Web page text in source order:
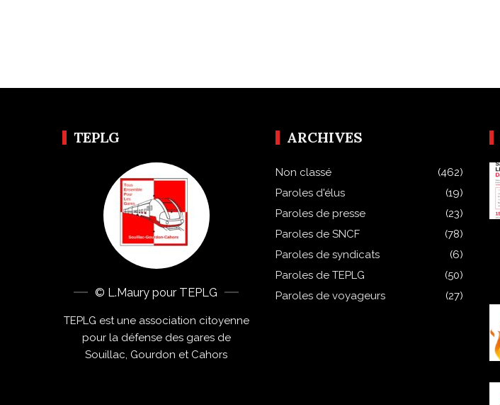
TEPLG
© L.Maury pour TEPLG
TEPLG est une association citoyenne
pour la défense des gares de
Souillac, Gourdon et Cahors
ARCHIVES
Non classé
(462)
Paroles d'élus
(19)
Paroles de presse
(23)
Paroles de SNCF
(78)
Paroles de syndicats
(6)
Paroles de TEPLG
(50)
Paroles de voyageurs
(27)